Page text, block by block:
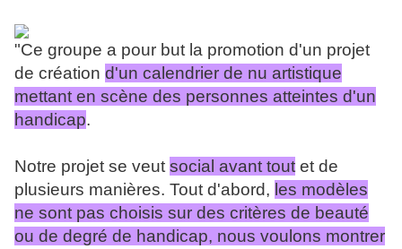
"Ce groupe a pour but la promotion d'un projet
de création d'un calendrier de nu artistique
mettant en scène des personnes atteintes d'un
handicap.
Notre projet se veut social avant tout et de
plusieurs manières. Tout d'abord, les modèles
ne sont pas choisis sur des critères de beauté
ou de degré de handicap, nous voulons montrer